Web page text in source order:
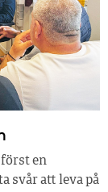
en
svår att leva på